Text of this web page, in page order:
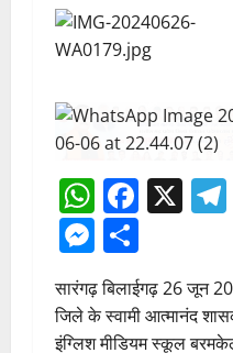
X
सारंगढ़ बिलाईगढ़ 26 जून
जिले के स्वामी आत्मानंद
इंग्लिश मीडियम स्कूल